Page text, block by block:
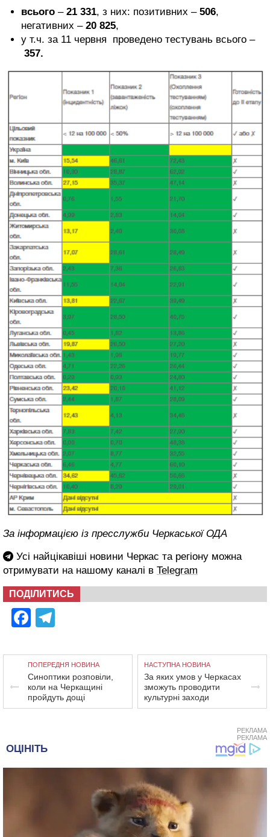
всього – 21 331, з них: позитивних – 506,
негативних – 20 825,
у т.ч. за 11 червня проведено тестувань всього –
357.
За інформацією із пресслужби Черкаської ОДА
Усі найцікавіші новини Черкас та регіону можна
отримувати на нашому каналі в Telegram
ПОДІЛИТИСЬ
Facebook
ПОПЕРЕДНЯ НОВИНА
Синоптики розповіли,
коли на Черкащині
пройдуть дощі
НАСТУПНА НОВИНА
За яких умов у Черкасах
зможуть проводити
культурні заходи
РЕКЛАМА
РЕКЛАМА